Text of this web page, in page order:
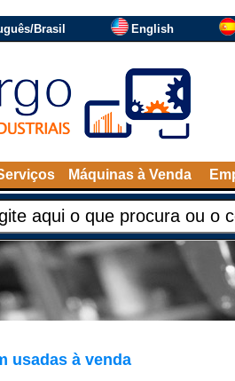
Brasil English
Máquinas à Venda
usadas à venda